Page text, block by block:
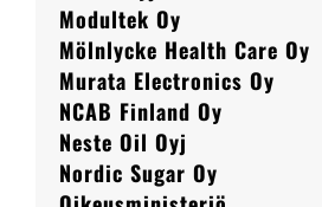
Modultek Oy
Mölnlycke Health Care Oy
Murata Electronics Oy
NCAB Finland Oy
Neste Oil Oyj
Nordic Sugar Oy